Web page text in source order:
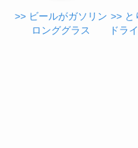
>> ビールがガソリン
ロンググラス
>> と
ドラ